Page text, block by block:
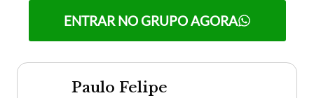
ENTRAR NO GRUPO AGORA
Paulo Felipe